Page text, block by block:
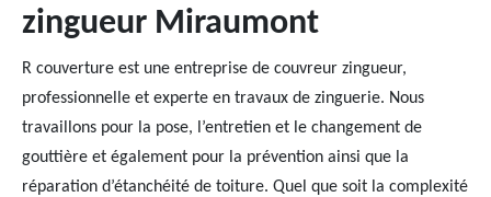
zingueur Miraumont
R couverture est une entreprise de couvreur zingueur,
professionnelle et experte en travaux de zinguerie. Nous
travaillons pour la pose, l’entretien et le changement de
gouttière et également pour la prévention ainsi que la
réparation d’étanchéité de toiture. Quel que soit la complexité